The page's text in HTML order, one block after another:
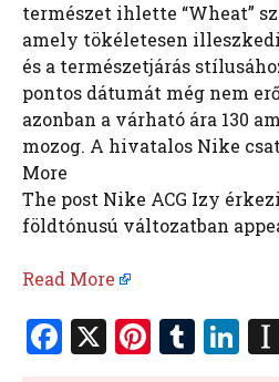
természet ihlette “Wheat”
amely tökéletesen
és a természetjárás
pontos dátumát még nem
azonban a várható ára 130
mozog. A hivatalos Nike
More
The post Nike ACG Izy
földtónusú változatban
Read More
F X Pi T Li